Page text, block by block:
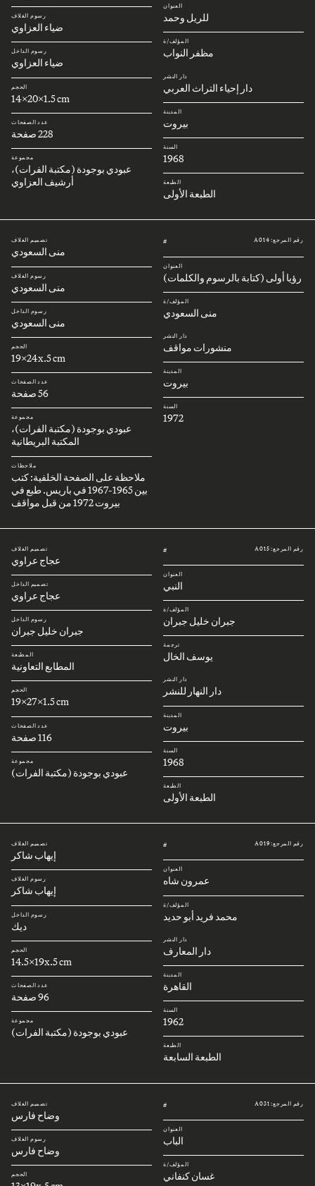
العنوان
للريل وحمد
المؤلف/ة
مظفر النواب
دار النشر
دار إحياء التراث العربي
المدينة
بيروت
السنة
1968
الطبعة
الطبعة الأولى
رسوم الغلاف
ضياء العزاوي
رسوم الداخل
ضياء العزاوي
الحجم
14x20x1.5 cm
عدد الصفحات
228 صفحة
مجموعة
عبودي بوجودة (مكتبة الفرات)،
أرشيف العزاوي
رقم المرجع: A014 #
العنوان
رؤيا أولى (كتابة بالرسوم والكلمات)
المؤلف/ة
منى السعودي
دار النشر
منشورات مواقف
المدينة
بيروت
السنة
1972
تصميم الغلاف
منى السعودي
رسوم الغلاف
منى السعودي
رسوم الداخل
منى السعودي
الحجم
19x24x.5 cm
عدد الصفحات
56 صفحة
مجموعة
عبودي بوجودة (مكتبة الفرات)،
المكتبة البريطانية
ملاحظات
ملاحظة على الصفحة الخلفية: كتب
بين 1965-1967 في باريس. طبع في
بيروت 1972 من قبل مواقف
رقم المرجع: A015 #
العنوان
النبي
المؤلف/ة
جبران خليل جبران
ترجمة
يوسف الخال
دار النشر
دار النهار للنشر
المدينة
بيروت
السنة
1968
الطبعة
الطبعة الأولى
تصميم الغلاف
عجاج عراوي
تصميم الداخل
عجاج عراوي
رسوم الداخل
جبران خليل جبران
المطبعة
المطابع التعاونية
الحجم
19x27x1.5 cm
عدد الصفحات
116 صفحة
مجموعة
عبودي بوجودة (مكتبة الفرات)
رقم المرجع: A019 #
العنوان
عمرون شاه
المؤلف/ة
محمد فريد أبو حديد
دار النشر
دار المعارف
المدينة
القاهرة
السنة
1962
الطبعة
الطبعة السابعة
تصميم الغلاف
إيهاب شاكر
رسوم الغلاف
إيهاب شاكر
رسوم الداخل
ديك
الحجم
14.5x19x.5 cm
عدد الصفحات
96 صفحة
مجموعة
عبودي بوجودة (مكتبة الفرات)
رقم المرجع: A031 #
العنوان
الباب
المؤلف/ة
غسان كنفاني
تصميم الغلاف
وضاح فارس
رسوم الغلاف
وضاح فارس
الحجم